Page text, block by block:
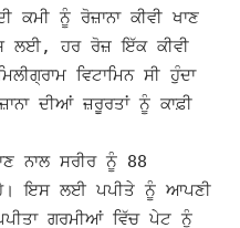
ਕਮੀ ਨੂੰ ਰੋਜ਼ਾਨਾ ਕੀਵੀ ਖਾਣ
ਲਈ, ਹਰ ਰੋਜ਼ ਇੱਕ ਕੀਵੀ
ਵਿਟਾਮਿਨ ਸੀ ਹੁੰਦਾ
ਦੀਆਂ ਜ਼ਰੂਰਤਾਂ ਨੂੰ ਕਾਫ਼ੀ
ਨਾਲ ਸਰੀਰ ਨੂੰ 88
ਹੈ। ਇਸ ਲਈ ਪਪੀਤੇ ਨੂੰ ਆਪਣੀ
ਗਰਮੀਆਂ ਵਿੱਚ ਪੇਟ ਨੂੰ